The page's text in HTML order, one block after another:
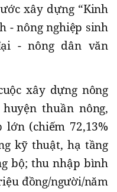
xây dựng “Kinh
- nông nghiệp sinh
- nông dân văn
xây dựng nông
thuần nông,
(chiếm 72,13%
kỹ thuật, hạ tầng
bộ; thu nhập bình
đồng/người/năm